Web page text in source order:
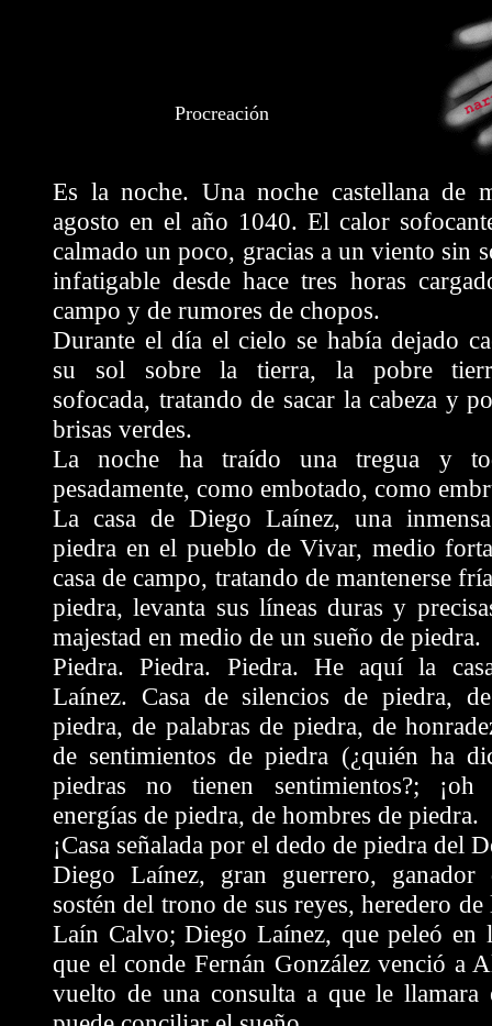
Procreación
Es la noche. Una noche castellana de
agosto en el año 1040. El calor
calmado un poco, gracias a un viento sin
infatigable desde hace tres horas
campo y de rumores de chopos.
Durante el día el cielo se había dejado
su sol sobre la tierra, la pobre
sofocada, tratando de sacar la cabeza y
brisas verdes.
La noche ha traído una tregua y
pesadamente, como embotado, como
La casa de Diego Laínez, una
piedra en el pueblo de Vivar, medio
casa de campo, tratando de mantenerse
piedra, levanta sus líneas duras y
majestad en medio de un sueño de piedra.
Piedra. Piedra. Piedra. He aquí la
Laínez. Casa de silencios de piedra,
piedra, de palabras de piedra, de
de sentimientos de piedra (¿quién ha
piedras no tienen sentimientos?;
energías de piedra, de hombres de piedra.
¡Casa señalada por el dedo de piedra del
Diego Laínez, gran guerrero, ganador
sostén del trono de sus reyes, heredero de
Laín Calvo; Diego Laínez, que peleó en
que el conde Fernán González venció a
vuelto de una consulta a que le